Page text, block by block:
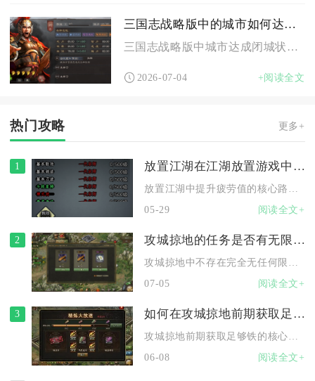
三国志战略版中的城市如何达到闭城状态
三国志战略版中城市达成闭城状态，核心流程为进入政厅君主界面启...
2026-07-04 +阅读全文
热门攻略 更多+
1 放置江湖在江湖放置游戏中如何增加疲劳值
05-29
阅读全文+
2 攻城掠地的任务是否有无限次数
07-05
阅读全文+
3 如何在攻城掠地前期获取足够的铁
06-08
阅读全文+